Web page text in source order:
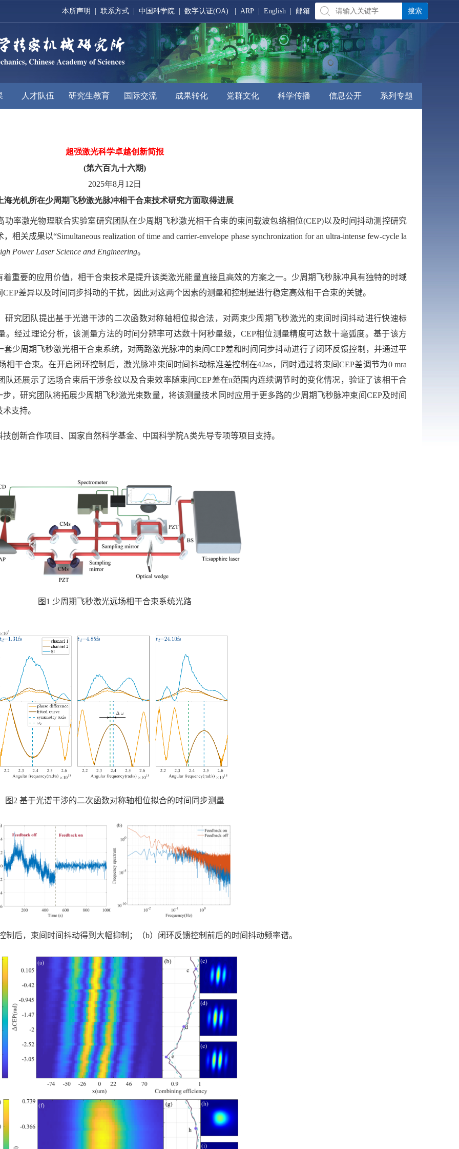
本所声明 联系方式 中国科学院 数字认证(OA) ARP English 邮箱
人才队伍 研究生教育 国际交流 成果转化 党群文化 科学传播 信息公开 系列专题
超强激光科学卓越创新简报
(第六百九十六期)
2025年8月12日
海光机所在少周期飞秒激光脉冲相干合束技术研究方面取得进展
率激光物理联合实验室研究团队在少周期飞秒激光相干合束的束间载波包络相位(CEP)以及时间抖动测控研究
，相关成果以“Simultaneous realization of time and carrier-envelope phase synchronization for an ultra-intense few-cycle la
Power Laser Science and Engineering。
重要的应用价值，相干合束技术是提升该类激光能量直接且高效的方案之一。少周期飞秒脉冲具有独特的时域
CEP差异以及时间同步抖动的干扰，因此对这两个因素的测量和控制是进行稳定高效相干合束的关键。
研究团队提出基于光谱干涉的二次函数对称轴相位拟合法，对两束少周期飞秒激光的束间时间抖动进行快速标
。经过理论分析，该测量方法的时间分辨率可达数十阿秒量级， CEP相位测量精度可达数十毫弧度。基于该方
少周期飞秒激光相干合束系统，对两路激光脉冲的束间CEP差和时间同步抖动进行了闭环反馈控制，并通过平
相干合束。在开启闭环控制后，激光脉冲束间时间抖动标准差控制在42as，同时通过将束间CEP差调节为0 mra
队还展示了远场合束后干涉条纹以及合束效率随束间CEP差在π范围内连续调节时的变化情况，验证了该相干合
，研究团队将拓展少周期飞秒激光束数量，将该测量技术同时应用于更多路的少周期飞秒脉冲束间CEP及时间
支持。
创新合作项目、国家自然科学基金、中国科学院A类先导专项等项目支持。
图 1 少周期飞秒激光远场相干合束系统光路
图 2 基于光谱干涉的二次函数对称轴相位拟合的时间同步测量
制后，束间时间抖动得到大幅抑制；（b）闭环反馈控制前后的时间抖动频率谱。